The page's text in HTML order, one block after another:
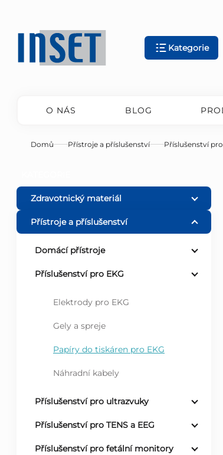
obsah
Kategorie
O NÁS BLOG
Domů Přístroje a příslušenství Příslušenství
o
s
Zdravotnický materiál
Přístroje a příslušenství
Domácí přístroje
Příslušenství pro EKG
Elektrody pro EKG
Gely a spreje
Papíry do tiskáren pro EKG
Náhradní kabely
Příslušenství pro ultrazvuky
Příslušenství pro TENS a EEG
Příslušenství pro fetální monitory